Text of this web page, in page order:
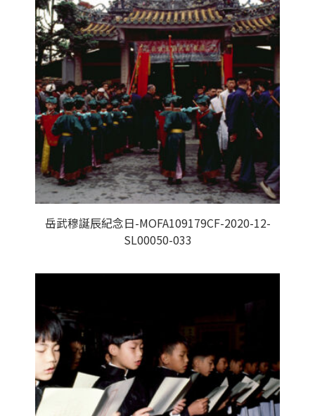
岳武穆誕辰紀念日-MOFA109179CF-2020-12-
SL00050-033